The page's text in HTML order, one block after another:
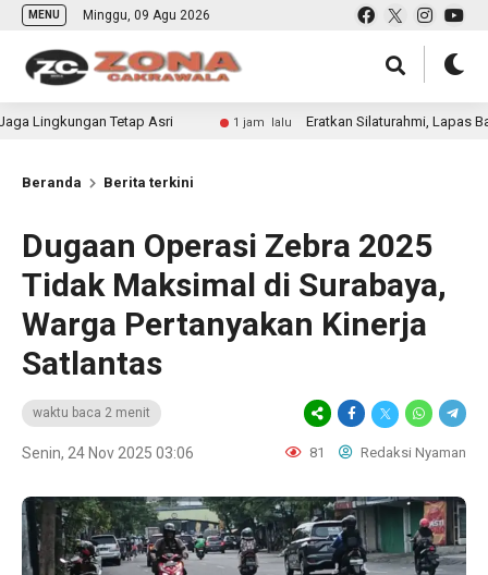
MENU Minggu, 09 Agu 2026
Tetap Asri 1 jam lalu Eratkan Silaturahmi, Lapas Banyuwangi
Beranda Berita terkini
Dugaan Operasi Zebra 2025
Tidak Maksimal di Surabaya,
Warga Pertanyakan Kinerja
Satlantas
waktu baca 2 menit
Senin, 24 Nov 2025 03:06 81 Redaksi Nyaman